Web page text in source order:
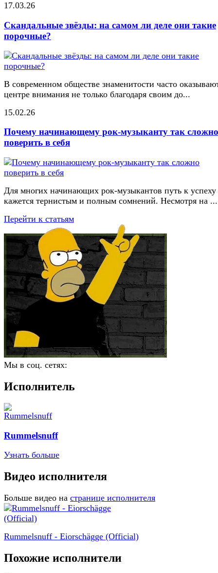
17.03.26
Скандальные звёзды: на самом ли деле они такие
порочные?
В современном обществе знаменитости часто
центре внимания не только благодаря своим до...
15.02.26
Почему начинающему рок-музыканту так сложно
поверить в себя
Для многих начинающих рок-музыкантов путь к успеху
кажется тернистым и полным сомнений. Несмотря на ...
Перейти к статьям
Мы в соц. сетях:
Исполнитель
Rummelsnuff
Узнать больше
Видео исполнителя
Больше видео на странице исполнителя
Rummelsnuff - Eiorschägge (Official)
Похожие исполнители